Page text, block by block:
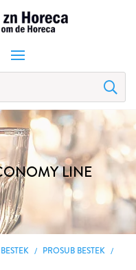
LINE
BESTEK
PROSUB BESTEK